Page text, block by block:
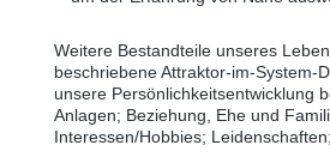
Weitere Bestandteile unseres
beschriebene Attraktor-im-System-
unsere Persönlichkeitsentwicklung
Anlagen; Beziehung, Ehe und
Interessen/Hobbies;